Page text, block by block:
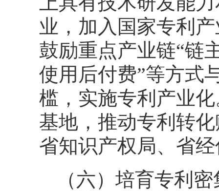
业，加入国家专利
鼓励重点产业链“链
使用后付费”等方式
槛，实施专利产业
基地，推动专利转
省知识产权局、省
（六）培育专利